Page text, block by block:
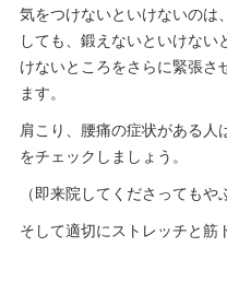
気をつけないといけないのは
しても、鍛えないといけな
けないところをさらに緊張さ
ます。
肩こり、腰痛の症状がある人
をチェックしましょう。
（即来院してくださってもや
そして適切にストレッチと筋